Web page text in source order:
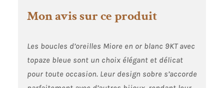
Mon avis sur ce produit
Les boucles d’oreilles Miore en or blanc 9KT avec
topaze bleue sont un choix élégant et délicat
pour toute occasion. Leur design sobre s’accorde